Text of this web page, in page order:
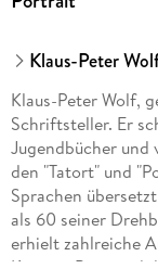
Klaus-Peter
Klaus-Peter Wolf,
Schriftsteller. Er
Jugendbücher und
den "Tatort" und
Sprachen
als 60 seiner
erhielt zahlreiche